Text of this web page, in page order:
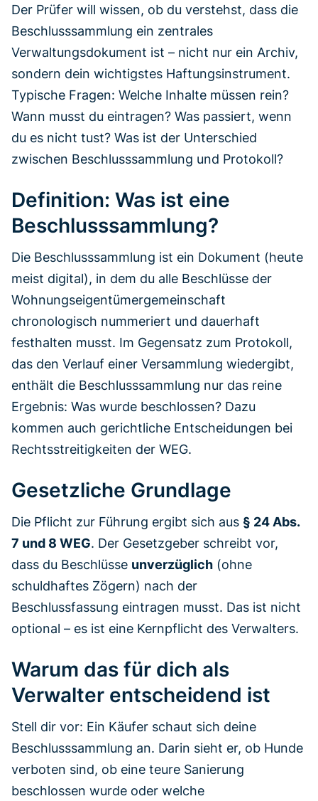
Der Prüfer will wissen, ob du verstehst, dass die
Beschlusssammlung ein zentrales
Verwaltungsdokument ist – nicht nur ein Archiv,
sondern dein wichtigstes Haftungsinstrument.
Typische Fragen: Welche Inhalte müssen rein?
Wann musst du eintragen? Was passiert, wenn
du es nicht tust? Was ist der Unterschied
zwischen Beschlusssammlung und Protokoll?
Definition: Was ist eine
Beschlusssammlung?
Die Beschlusssammlung ist ein Dokument (heute
meist digital), in dem du alle Beschlüsse der
Wohnungseigentümergemeinschaft
chronologisch nummeriert und dauerhaft
festhalten musst. Im Gegensatz zum Protokoll,
das den Verlauf einer Versammlung wiedergibt,
enthält die Beschlusssammlung nur das reine
Ergebnis: Was wurde beschlossen? Dazu
kommen auch gerichtliche Entscheidungen bei
Rechtsstreitigkeiten der WEG.
Gesetzliche Grundlage
Die Pflicht zur Führung ergibt sich aus § 24 Abs.
7 und 8 WEG. Der Gesetzgeber schreibt vor,
dass du Beschlüsse unverzüglich (ohne
schuldhaftes Zögern) nach der
Beschlussfassung eintragen musst. Das ist nicht
optional – es ist eine Kernpflicht des Verwalters.
Warum das für dich als
Verwalter entscheidend ist
Stell dir vor: Ein Käufer schaut sich deine
Beschlusssammlung an. Darin sieht er, ob Hunde
verboten sind, ob eine teure Sanierung
beschlossen wurde oder welche